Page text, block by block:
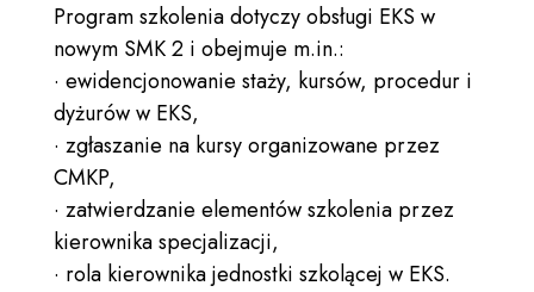
Program szkolenia dotyczy obsługi EKS w
nowym SMK 2 i obejmuje m.in.:
· ewidencjonowanie staży, kursów, procedur i
dyżurów w EKS,
· zgłaszanie na kursy organizowane przez
CMKP,
· zatwierdzanie elementów szkolenia przez
kierownika specjalizacji,
· rola kierownika jednostki szkolącej w EKS.